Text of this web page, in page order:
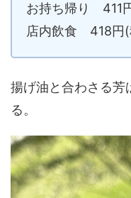
お持ち帰り 411
店内飲食 418円(
揚げ油と合わさる芳
る。